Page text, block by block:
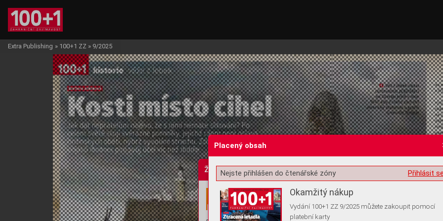
Žádost o souhlas s ukládáním volitelných informací
Extra Publishing » 100+1 ZZ » 9/2025
Placený obsah
Přihlásit
Nejste přihlášen do čtenářské zóny
Okamžitý nákup
Vydání 100+1 ZZ 9/2025 můžete zakoupit pomocí
platební karty